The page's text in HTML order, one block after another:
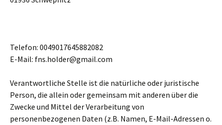
Telefon: 0049017645882082
E-Mail: fns.holder@gmail.com
Verantwortliche Stelle ist die natürliche oder juristische
Person, die allein oder gemeinsam mit anderen über die
Zwecke und Mittel der Verarbeitung von
personenbezogenen Daten (z.B. Namen, E-Mail-Adressen o.